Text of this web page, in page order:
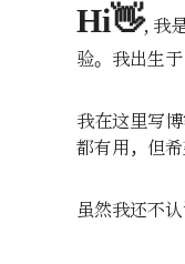
Hi👋, 我
验。我出生
我在这里写
都有用，但
虽然我还不